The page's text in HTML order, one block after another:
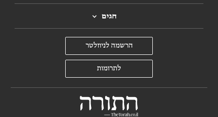
חגים
הרשמה לניוזלטר
לתרומות